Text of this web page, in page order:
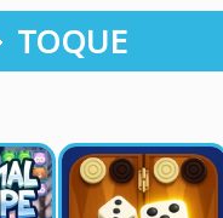
TOQUE